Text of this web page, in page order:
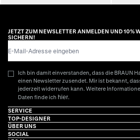
JETZT ZUM NEWSLETTER ANMELDEN UND 10%
SICHERN!
Ich bin damit einverstanden, dass die BRAUN
einen Newsletter zusendet. Mir ist bekannt,
jederzeit widerrufen kann. Weitere
Daten finde ich hier.
SERVICE
TOP-DESIGNER
ÜBER UNS
SOCIAL